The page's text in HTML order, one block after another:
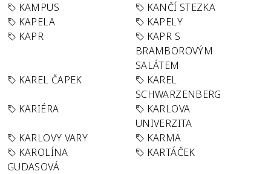
KAMPUS
KANČÍ STEZKA
KAPELA
KAPELY
KAPR
KAPR S
BRAMBOROVÝM
SALÁTEM
KAREL ČAPEK
KAREL
SCHWARZENBERG
KARIÉRA
KARLOVA
UNIVERZITA
KARLOVY VARY
KARMA
KAROLÍNA
GUDASOVÁ
KARTÁČEK